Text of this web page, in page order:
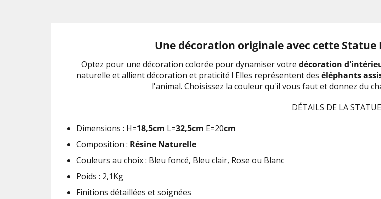
Une décoration originale avec cette Statue
Optez pour une décoration colorée pour dynamiser votre décoration
naturelle et allient décoration et praticité ! Elles représentent des éléphants
l'animal. Choisissez la couleur qu'il vous faut et donnez du
🔸 DÉTAILS DE LA
Dimensions : H=18,5cm L=32,5cm E=20cm
Composition : Résine Naturelle
Couleurs au choix : Bleu foncé, Bleu clair, Rose ou Blanc
Poids : 2,1Kg
Finitions détaillées et soignées